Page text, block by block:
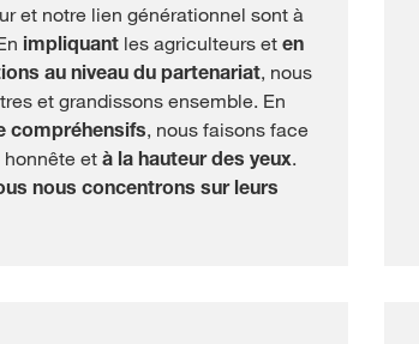
et notre lien générationnel sont à
impliquant les agriculteurs et en
au niveau du partenariat, nous
et grandissons ensemble. En
compréhensifs, nous faisons face
et à la hauteur des yeux.
nous concentrons sur leurs